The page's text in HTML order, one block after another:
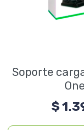
Soporte
$